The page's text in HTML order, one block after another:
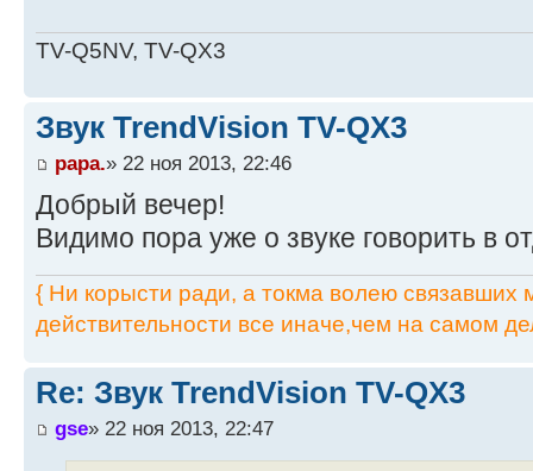
TV-Q5NV, TV-QX3
Звук TrendVision TV-QX3
papa.» 22 ноя 2013, 22:46
Добрый вечер!
Видимо пора уже о звуке говорить в
{ Ни корысти ради, а токма волею связавших
действительности все иначе,чем на самом
Re: Звук TrendVision TV-QX3
gse» 22 ноя 2013, 22:47